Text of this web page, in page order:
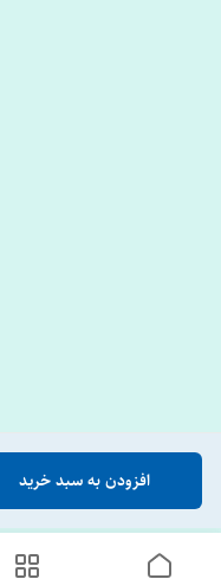
افزودن به سبد خرید